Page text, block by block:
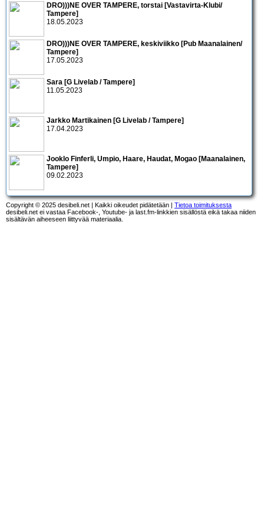
DRO)))NE OVER TAMPERE, torstai [Vastavirta-Klubi/
Tampere]
18.05.2023
DRO)))NE OVER TAMPERE, keskiviikko [Pub Maanalainen/
Tampere]
17.05.2023
Sara [G Livelab / Tampere]
11.05.2023
Jarkko Martikainen [G Livelab / Tampere]
17.04.2023
Jooklo Finferli, Umpio, Haare, Haudat, Mogao [Maanalainen,
Tampere]
09.02.2023
Copyright © 2025 desibeli.net | Kaikki oikeudet pidätetään | Tietoa toimituksesta
desibeli.net ei vastaa Facebook-, Youtube- ja last.fm-linkkien sisällöstä eikä takaa niiden
sisältävän aiheeseen liittyvää materiaalia.